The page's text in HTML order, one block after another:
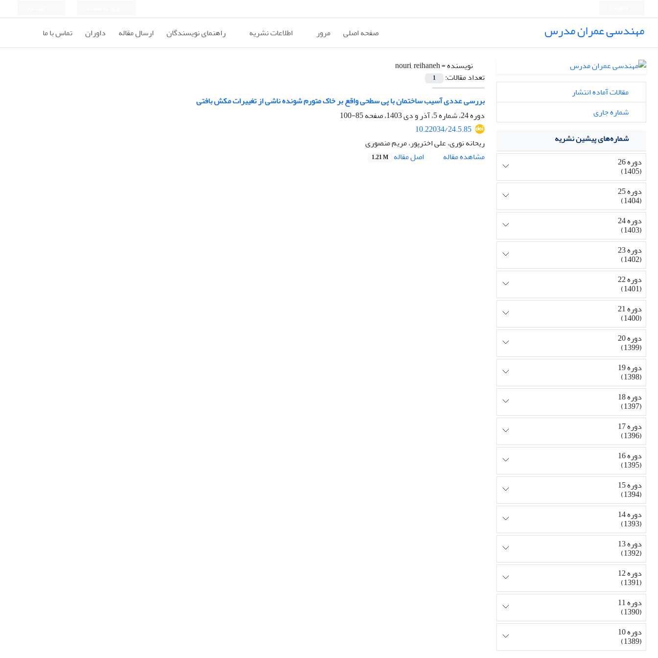
مهندسی عمران مدرس صفحه اصلی مرور اطلاعات نشریه راهنمای نویسندگان ارسال مقاله داوران تماس با ما
نویسنده =nouri, reihaneh
تعداد مقالات:
1
بررسی عددی آسیب ساختمان با پی سطحی واقع بر خاک متورم شونده ناشی از تغییرات مکش بافتی
دوره 24، شماره 5، آذر و دی 1403، صفحه
85-100
10.22034/24.5.85
ریحانه نوری، علی اخترپور، مریم منصوری
مشاهده مقاله
اصل مقاله 1.21 M
مقالات آماده انتشار
شماره جاری
شماره‌های پیشین نشریه
دوره 26
(1405)
دوره 25
(1404)
دوره 24
(1403)
دوره 23
(1402)
دوره 22
(1401)
دوره 21
(1400)
دوره 20
(1399)
دوره 19
(1398)
دوره 18
(1397)
دوره 17
(1396)
دوره 16
(1395)
دوره 15
(1394)
دوره 14
(1393)
دوره 13
(1392)
دوره 12
(1391)
دوره 11
(1390)
دوره 10
(1389)